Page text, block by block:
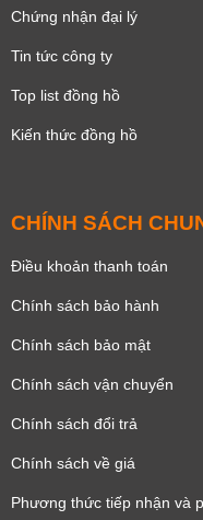
Chứng nhận đại lý
Tin tức công ty
Top list đồng hồ
Kiến thức đồng hồ
CHÍNH SÁCH
Điều khoản thanh toán
Chính sách bảo hành
Chính sách bảo mật
Chính sách vận chuyển
Chính sách đổi trả
Chính sách về giá
Phương thức tiếp nhận và